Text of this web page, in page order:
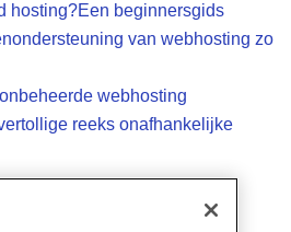
hosting?Een beginnersgids
van webhosting zo
webhosting
reeks onafhankelijke
juni- 20, 2023